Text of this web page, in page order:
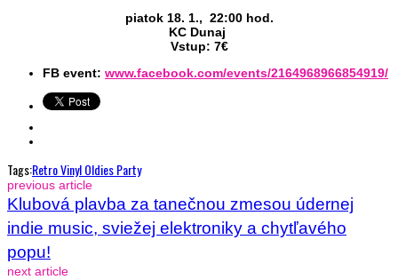
piatok 18. 1., 22:00 hod.
KC Dunaj
Vstup: 7€
FB event: www.facebook.com/events/2164968966854919/
Tags:Retro Vinyl Oldies Party
previous article
Klubová plavba za tanečnou zmesou údernej
indie music, sviežej elektroniky a chytľavého
popu!
next article